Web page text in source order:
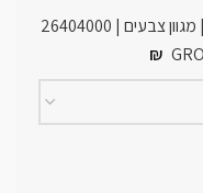
סט מאחז קיר מתז מצב אחד גרואה | מגוון צבעים | 26404000
₪